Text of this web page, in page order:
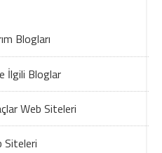
Blogları
İlgili Bloglar
Web Siteleri
Siteleri